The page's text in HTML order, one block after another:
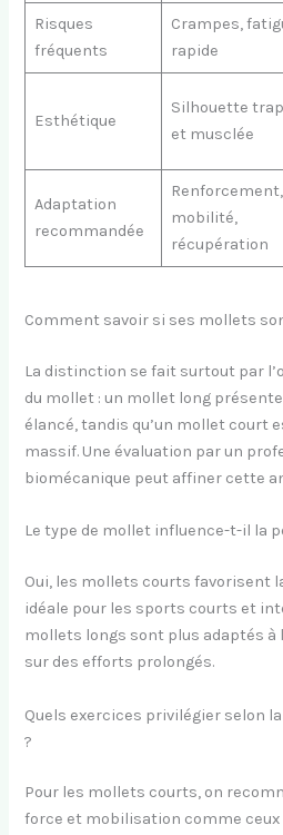
Risques
fréquents
Crampes,
rapide
Esthétique
Silhouette
et musclée
Adaptation
recommandée
Renforcement,
mobilité,
récupération
Comment savoir si ses mollets
La distinction se fait surtout par
du mollet : un mollet long
élancé, tandis qu’un mollet court
massif. Une évaluation par un
biomécanique peut affiner cette
Le type de mollet influence-t-il la
Oui, les mollets courts favorisent
idéale pour les sports courts et
mollets longs sont plus adaptés à
sur des efforts prolongés.
Quels exercices privilégier selon
?
Pour les mollets courts, on
force et mobilisation comme ceux